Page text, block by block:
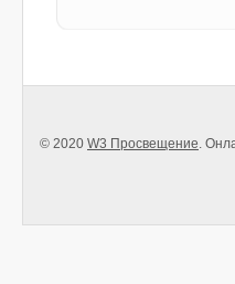
© 2020 W3 Просвещение .